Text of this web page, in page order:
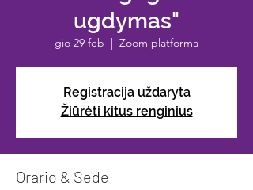
ugdymas"
gio 29 feb
  |
Zoom platforma
Registracija uždaryta
Žiūrėti kitus renginius
Orario & Sede